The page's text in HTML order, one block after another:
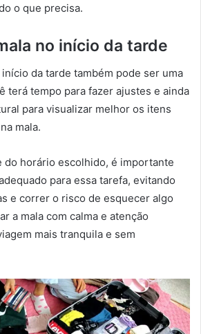
o que precisa.
no início da tarde
da tarde também pode ser uma
terá tempo para fazer ajustes e ainda
para visualizar melhor os itens
mala.
do horário escolhido, é importante
para essa tarefa, evitando
e correr o risco de esquecer algo
a mala com calma e atenção
mais tranquila e sem